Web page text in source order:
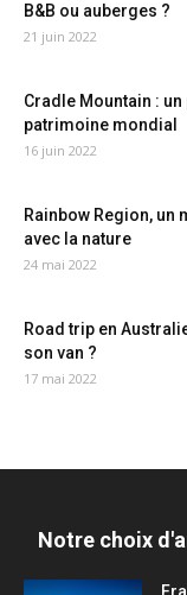
B&B ou auberges ?
21 juin 2022
Cradle Mountain :
patrimoine mondial
16 juin 2022
Rainbow Region, un
avec la nature
24 mai 2022
Road trip en
son van ?
17 mai 2022
Notre choix